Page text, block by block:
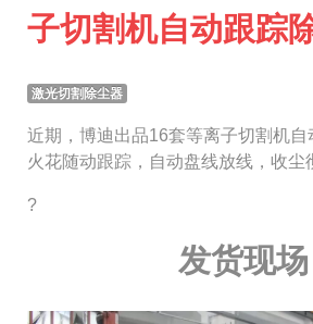
子切割机自动跟踪
激光切割除尘器
近期，博迪出品16套等离子切割机自
火花随动跟踪，自动盘线放线，收尘
?
发货现场